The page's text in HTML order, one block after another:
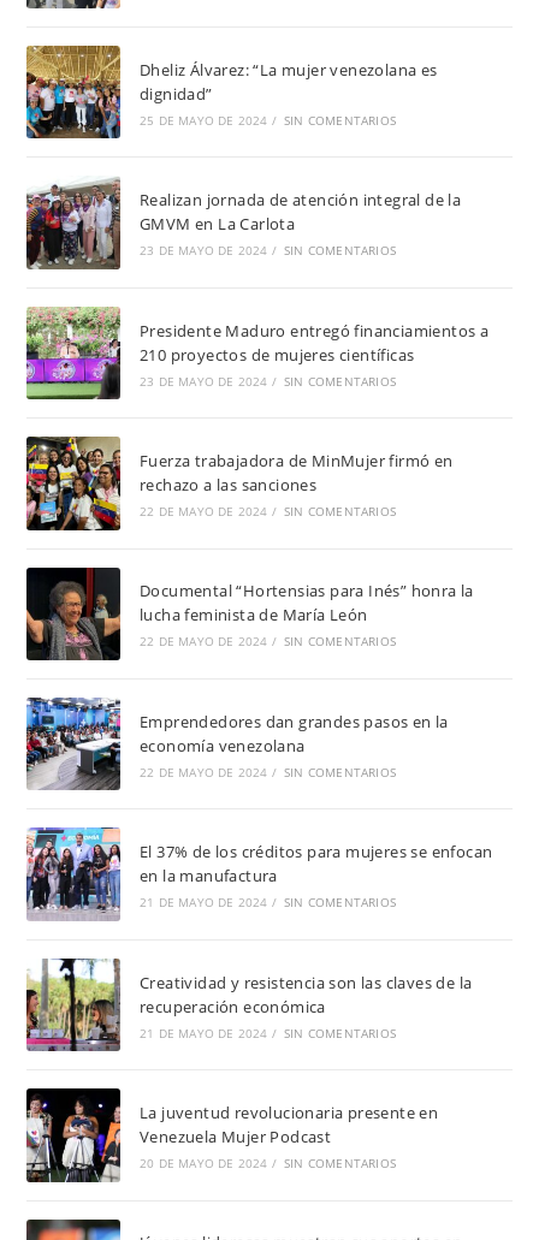
Dheliz Álvarez: “La mujer venezolana es
dignidad”
25 DE MAYO DE 2024 / SIN COMENTARIOS
Realizan jornada de atención integral de la
GMVM en La Carlota
23 DE MAYO DE 2024 / SIN COMENTARIOS
Presidente Maduro entregó financiamientos a
210 proyectos de mujeres científicas
23 DE MAYO DE 2024 / SIN COMENTARIOS
Fuerza trabajadora de MinMujer firmó en
rechazo a las sanciones
22 DE MAYO DE 2024 / SIN COMENTARIOS
Documental “Hortensias para Inés” honra la
lucha feminista de María León
22 DE MAYO DE 2024 / SIN COMENTARIOS
Emprendedores dan grandes pasos en la
economía venezolana
22 DE MAYO DE 2024 / SIN COMENTARIOS
El 37% de los créditos para mujeres se enfocan
en la manufactura
21 DE MAYO DE 2024 / SIN COMENTARIOS
Creatividad y resistencia son las claves de la
recuperación económica
21 DE MAYO DE 2024 / SIN COMENTARIOS
La juventud revolucionaria presente en
Venezuela Mujer Podcast
20 DE MAYO DE 2024 / SIN COMENTARIOS